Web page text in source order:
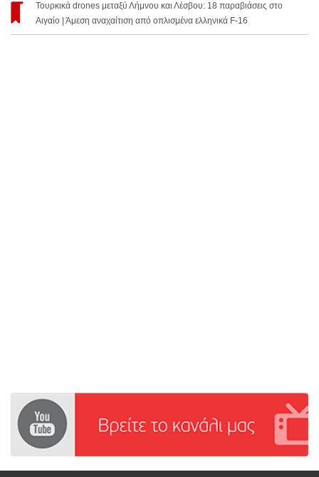
Τουρκικά drones μεταξύ Λήμνου και Λέσβου: 18 παραβιάσεις στο
Αιγαίο | Άμεση αναχαίτιση από οπλισμένα ελληνικά F-16